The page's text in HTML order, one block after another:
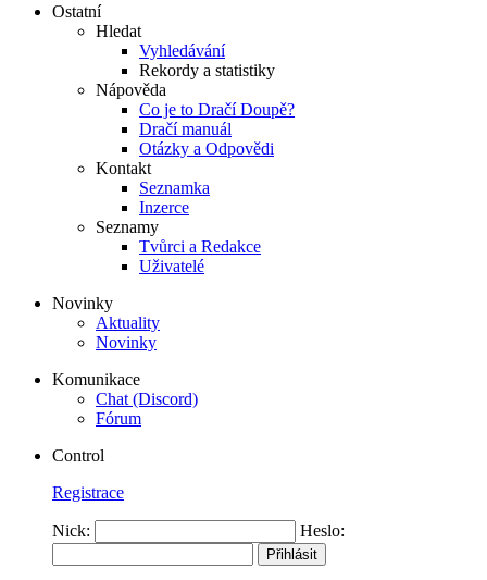
Ostatní
Hledat
Vyhledávání
Rekordy a statistiky
Nápověda
Co je to Dračí Doupě?
Dračí manuál
Otázky a Odpovědi
Kontakt
Seznamka
Inzerce
Seznamy
Tvůrci a Redakce
Uživatelé
Novinky
Aktuality
Novinky
Komunikace
Chat (Discord)
Fórum
Control
Registrace
Nick: Heslo: